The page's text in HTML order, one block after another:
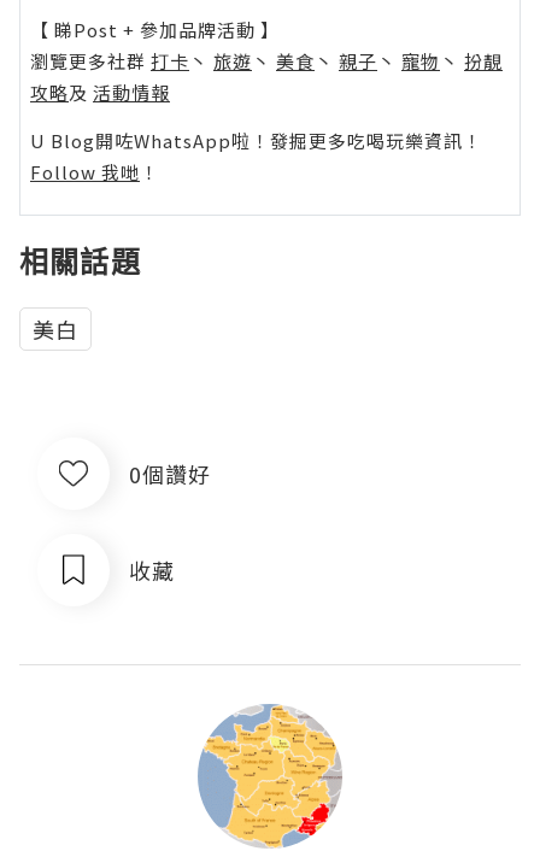
【 睇Post + 參加品牌活動 】
瀏覽更多社群 打卡 丶 旅遊 丶 美食 丶 親子 丶 寵物 丶 扮靚
攻略及 活動情報
U Blog開咗WhatsApp啦！發掘更多吃喝玩樂資訊！
Follow 我哋 ！
相關話題
美白
0個讚好
收藏